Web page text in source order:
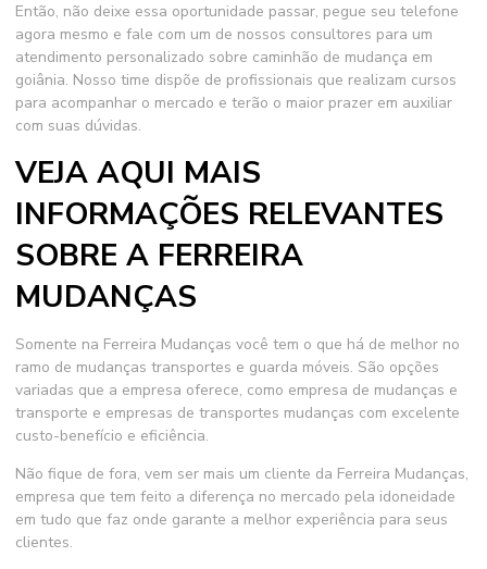
Então, não deixe essa oportunidade passar, pegue seu telefone
agora mesmo e fale com um de nossos consultores para um
atendimento personalizado sobre caminhão de mudança em
goiânia. Nosso time dispõe de profissionais que realizam cursos
para acompanhar o mercado e terão o maior prazer em auxiliar
com suas dúvidas.
VEJA AQUI MAIS
INFORMAÇÕES RELEVANTES
SOBRE A FERREIRA
MUDANÇAS
Somente na Ferreira Mudanças você tem o que há de melhor no
ramo de mudanças transportes e guarda móveis. São opções
variadas que a empresa oferece, como empresa de mudanças e
transporte e empresas de transportes mudanças com excelente
custo-benefício e eficiência.
Não fique de fora, vem ser mais um cliente da Ferreira Mudanças,
empresa que tem feito a diferença no mercado pela idoneidade
em tudo que faz onde garante a melhor experiência para seus
clientes.